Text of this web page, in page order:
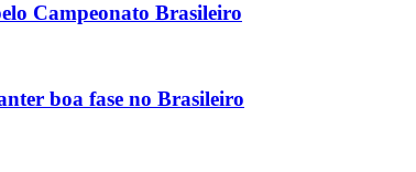
Campeonato Brasileiro
boa fase no Brasileiro